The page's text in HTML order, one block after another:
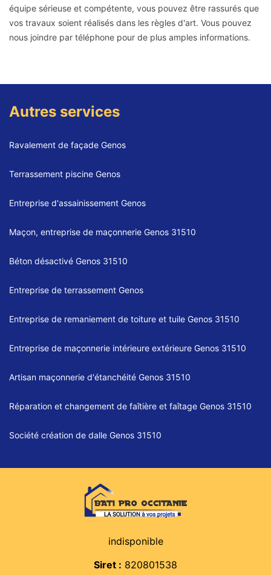
équipe sérieuse et compétente, vous pouvez être rassurés que
vos travaux soient réalisés dans les règles d'art. Vous pouvez
nous joindre par téléphone pour de plus amples informations.
Autres services
Ravalement de façade Genos
Terrassement piscine Genos
Entreprise d'assainissement Genos
Maçon, entreprise de maçonnerie Genos 31510
Béton désactivé Genos 31510
Entreprise de terrassement Genos
Entreprise de remaniement de toiture et tuile Genos 31510
Entreprise de maçonnerie intérieure extérieure Genos 31510
Artisan maçonnerie d'étanchéité Genos 31510
Réparation et changement de faîtière et faîtage Genos 31510
Société création de dalle Genos 31510
indisponible
Siret : 820801538